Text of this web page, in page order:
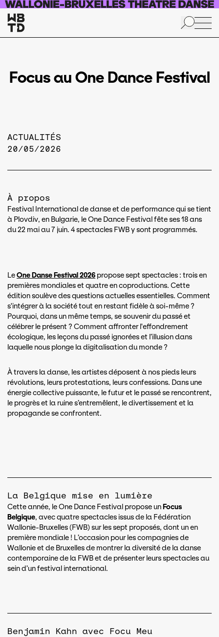
Aller au contenu principal
Focus au One Dance Festival
ACTUALITÉS
20/05/2026
À propos
Festival International de danse et de performance qui se tient
à Plovdiv, en Bulgarie, le One Dance Festival fête ses 18 ans
du 22 mai au 7 juin. 4 spectacles FWB y sont programmés.
LeOne Danse Festival 2026 propose sept spectacles : trois en
premières mondiales et quatre en coproductions. Cette
édition soulève des questions actuelles essentielles. Comment
s'intégrer à la société tout en restant fidèle à soi-même ?
Pourquoi, dans un même temps, se souvenir du passé et
célébrer le présent ? Comment affronter l'effondrement
écologique, les leçons du passé ignorées et l’illusion dans
laquelle nous plonge la digitalisation du monde ?
À travers la danse, les artistes déposent à nos pieds leurs
révolutions, leurs protestations, leurs confessions. Dans une
énergie collective puissante, le futur et le passé se rencontrent,
le progrès et la ruine s’entremêlent, le divertissement et la
propagande se confrontent.
La Belgique mise en lumière
Cette année, le One Dance Festival propose un Focus
Belgique, avec quatre spectacles issus de la Fédération
Wallonie-Bruxelles (FWB) sur les sept proposés, dont un en
première mondiale ! L’occasion pour les compagnies de
Wallonie et de Bruxelles de montrer la diversité de la danse
contemporaine de la FWB et de présenter leurs spectacles au
sein d’un festival international.
Benjamin Kahn avec Focu Meu